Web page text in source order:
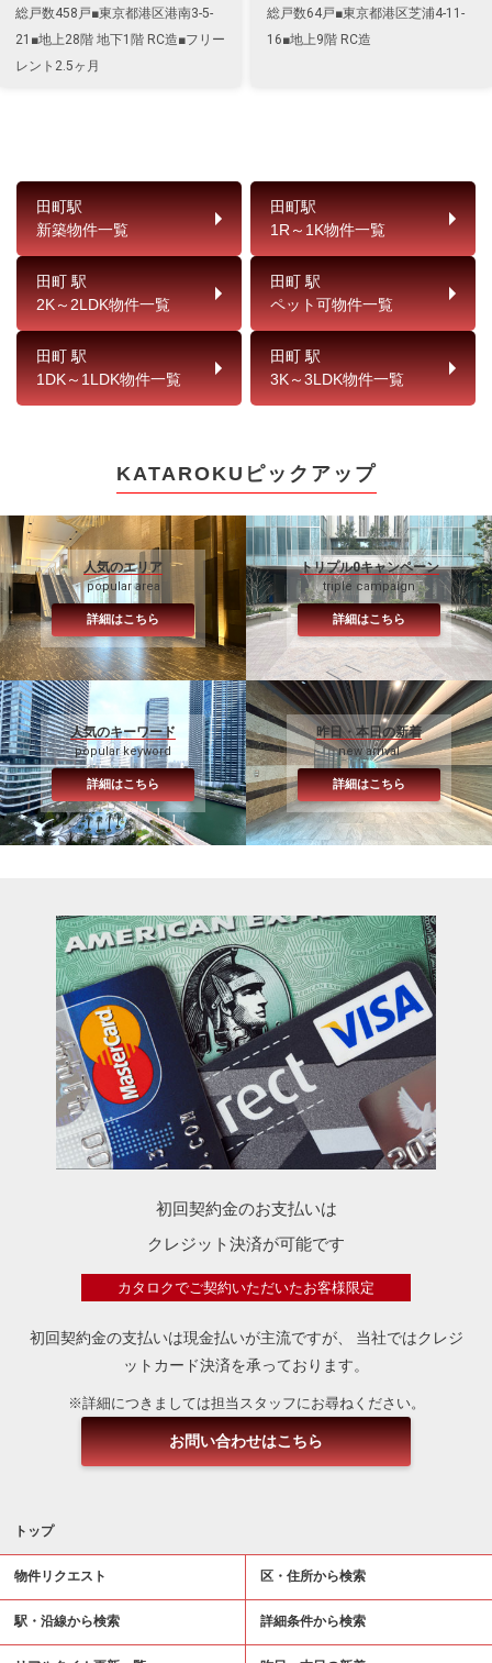
総戸数458戸■東京都港区港南3-5-
21■地上28階 地下1階 RC造■フリー
レント2.5ヶ月
総戸数64戸■東京都港区芝浦4-11-
16■地上9階 RC造
田町駅
新築物件一覧
田町駅
1R～1K物件一覧
田町 駅
2K～2LDK物件一覧
田町 駅
ペット可物件一覧
田町 駅
1DK～1LDK物件一覧
田町 駅
3K～3LDK物件一覧
KATAROKUピックアップ
人気のエリア
popular area
詳細はこちら
トリプル0キャンペーン
triple campaign
詳細はこちら
人気のキーワード
popular keyword
詳細はこちら
昨日・本日の新着
new arrival
詳細はこちら
初回契約金のお支払いは
クレジット決済が可能です
カタロクでご契約いただいたお客様限定
初回契約金の支払いは現金払いが主流ですが、
当社ではクレジ
ットカード決済を承っております。
※詳細につきましては担当スタッフにお尋ねください。
お問い合わせはこちら
トップ
物件リクエスト 区・住所から検索
駅・沿線から検索 詳細条件から検索